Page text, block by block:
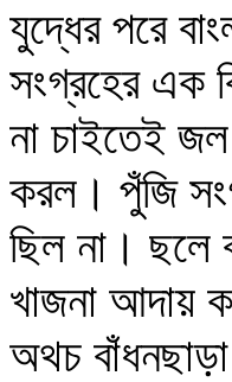
যুদ্ধের পরে
সংগ্রহের এক
না চাইতেই
করল। পুঁজি
ছিল না। ছলে
খাজনা আদায়
অথচ